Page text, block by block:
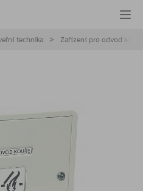
technika Zařízení pro odvod